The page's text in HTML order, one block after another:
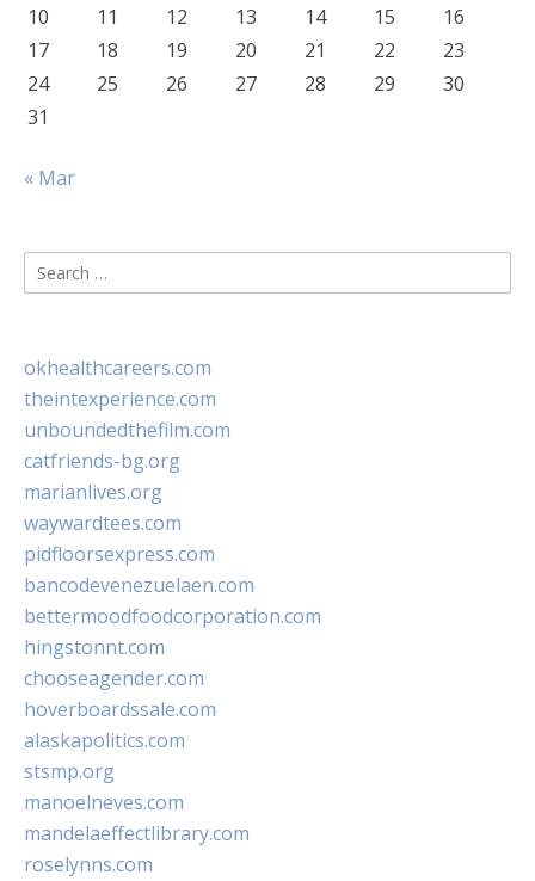
10
11 12 13 14 15
16
17
18 19 20 21 22
23
24
25 26 27 28 29
30
31
« Mar
Search
for:
okhealthcareers.com
theintexperience.com
unboundedthefilm.com
catfriends-bg.org
marianlives.org
waywardtees.com
pidfloorsexpress.com
bancodevenezuelaen.com
bettermoodfoodcorporation.com
hingstonnt.com
chooseagender.com
hoverboardssale.com
alaskapolitics.com
stsmp.org
manoelneves.com
mandelaeffectlibrary.com
roselynns.com